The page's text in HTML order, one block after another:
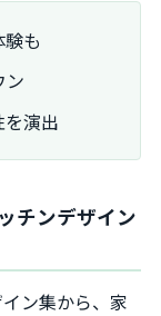
も
ン
演出
チンデザイン
ン集から、家